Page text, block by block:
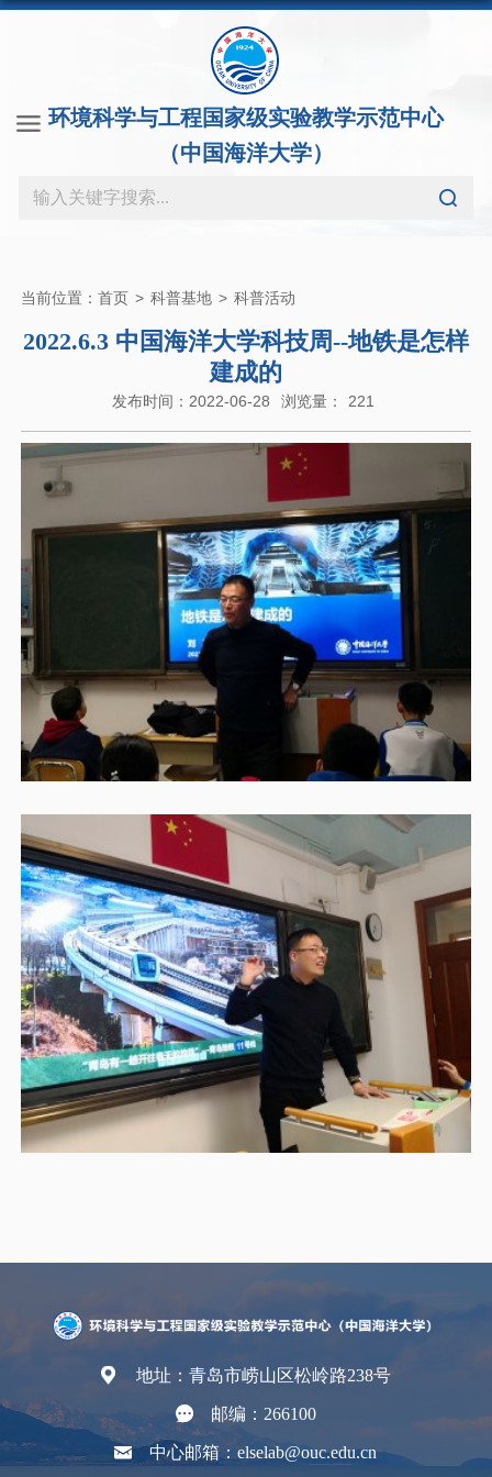
环境科学与工程国家级实验教学示范中心
（中国海洋大学）
当前位置： 首页 > 科普基地 > 科普活动
2022.6.3 中国海洋大学科技周--地铁是怎样
建成的
发布时间：2022-06-28 浏览量： 221
地址：青岛市崂山区松岭路238号
邮编：266100
中心邮箱：elselab@ouc.edu.cn